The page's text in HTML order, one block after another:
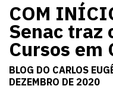
COM
Senac traz
Cursos em
BLOG DO CARLOS
DEZEMBRO DE 2020